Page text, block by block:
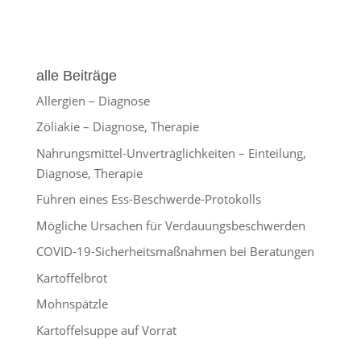
alle Beiträge
Allergien – Diagnose
Zöliakie – Diagnose, Therapie
Nahrungsmittel-Unverträglichkeiten – Einteilung,
Diagnose, Therapie
Führen eines Ess-Beschwerde-Protokolls
Mögliche Ursachen für Verdauungsbeschwerden
COVID-19-Sicherheitsmaßnahmen bei Beratungen
Kartoffelbrot
Mohnspätzle
Kartoffelsuppe auf Vorrat